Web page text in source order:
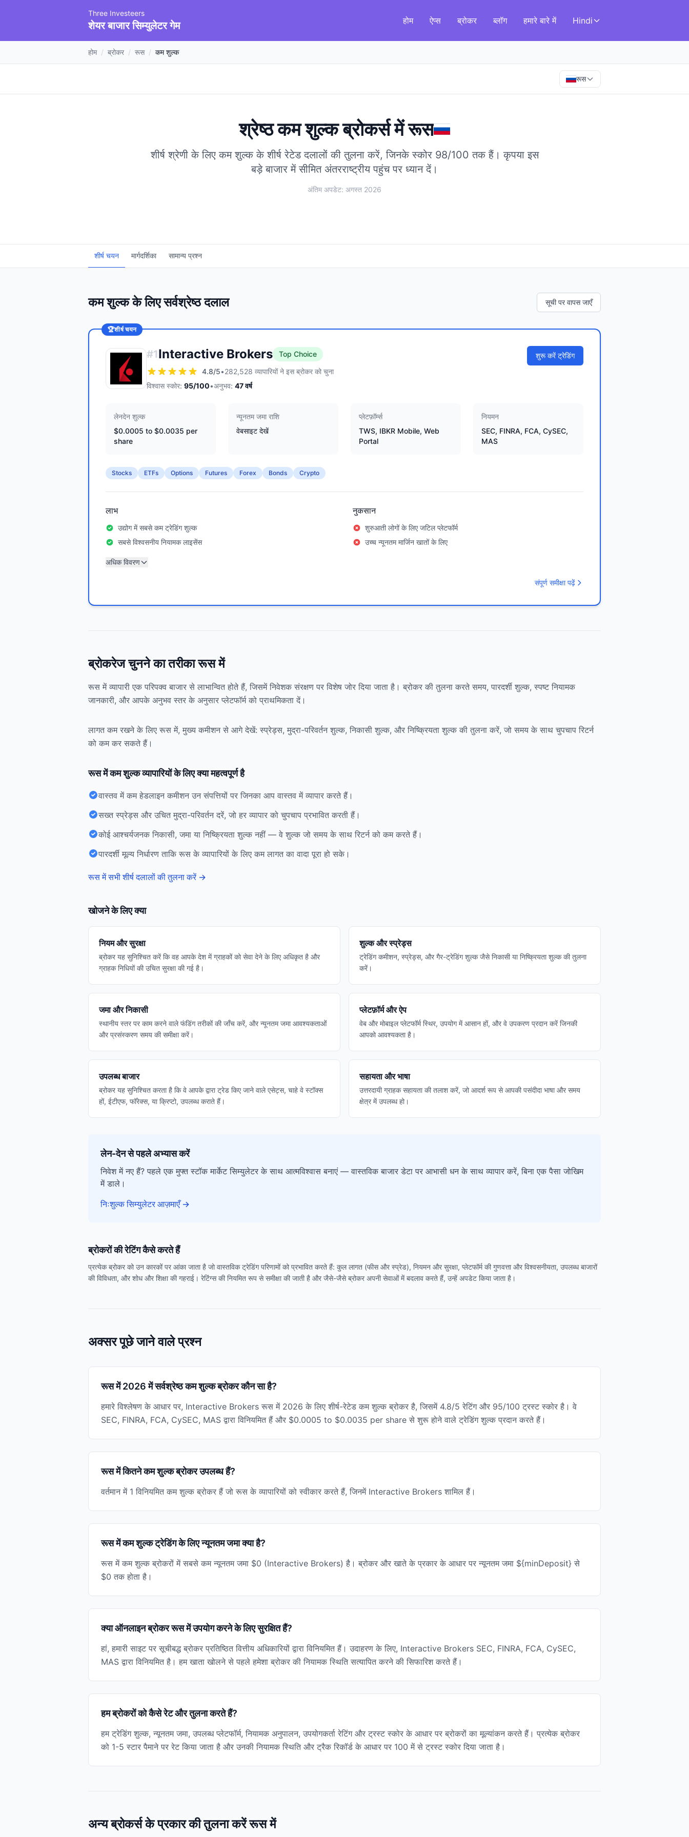
Three Investeers
शेयर बाजार सिम्युलेटर गेम होम ऐप्स ब्रोकर ब्लॉग हमारे बारे में Hindi
होम / ब्रोकर / रूस / कम शुल्क
रूस
श्रेष्ठ कम शुल्क ब्रोकर्समेंरूस
शीर्ष श्रेणी के लिए कम शुल्क के शीर्ष रेटेड दलालों की तुलना करें, जिनके स्कोर 98/100 तक हैं। कृपया इस
बड़े बाजार में सीमित अंतरराष्ट्रीय पहुंच पर ध्यान दें।
अंतिम अपडेट: अगस्त 2026
शीर्ष चयन मार्गदर्शिका सामान्य प्रश्न
कम शुल्क के लिए सर्वश्रेष्ठ दलाल सूची पर वापस जाएँ
🏆शीर्ष चयन
#1Interactive Brokers
Top Choice
4.8/5•282,528 व्यापारियों ने इस ब्रोकर को चुना
विश्वास स्कोर: 95/100•अनुभव: 47वर्ष
शुरू करें ट्रेडिंग
लेनदेन शुल्क
$0.0005 to $0.0035 per
share
न्यूनतम जमा राशि
वेबसाइट देखें
प्लेटफ़ॉर्म्स
TWS, IBKR Mobile, Web
Portal
नियमन
SEC, FINRA, FCA, CySEC,
MAS
Stocks ETFs Options Futures Forex Bonds Crypto
लाभ
उद्योग में सबसे कम ट्रेडिंग शुल्क
सबसे विश्वसनीय नियामक लाइसेंस
नुकसान
शुरुआती लोगों के लिए जटिल प्लेटफॉर्म
उच्च न्यूनतम मार्जिन खातों के लिए
अधिक विवरण
संपूर्ण समीक्षा पढ़ें
ब्रोकरेज चुनने का तरीका रूस में
रूस में व्यापारी एक परिपक्व बाजार से लाभान्वित होते हैं, जिसमें निवेशक संरक्षण पर विशेष जोर दिया जाता है। ब्रोकर की तुलना करते समय, पारदर्शी शुल्क, स्पष्ट नियामक
जानकारी, और आपके अनुभव स्तर के अनुसार प्लेटफॉर्म को प्राथमिकता दें।
लागत कम रखने के लिए रूस में, मुख्य कमीशन से आगे देखें: स्प्रेड्स, मुद्रा-परिवर्तन शुल्क, निकासी शुल्क, और निष्क्रियता शुल्क की तुलना करें, जो समय के साथ चुपचाप रिटर्न
को कम कर सकते हैं।
रूस में कम शुल्क व्यापारियों के लिए क्या महत्वपूर्ण है
वास्तव में कम हेडलाइन कमीशन उन संपत्तियों पर जिनका आप वास्तव में व्यापार करते हैं।
सख्त स्प्रेड्स और उचित मुद्रा-परिवर्तन दरें, जो हर व्यापार को चुपचाप प्रभावित करती हैं।
कोई आश्चर्यजनक निकासी, जमा या निष्क्रियता शुल्क नहीं — वे शुल्क जो समय के साथ रिटर्न को कम करते हैं।
पारदर्शी मूल्य निर्धारण ताकि रूस के व्यापारियों के लिए कम लागत का वादा पूरा हो सके।
रूस में सभी शीर्ष दलालों की तुलना करें →
खोजने के लिए क्या
नियम और सुरक्षा
ब्रोकर यह सुनिश्चित करें कि वह आपके देश में ग्राहकों को सेवा देने के लिए अधिकृत है और
ग्राहक निधियों की उचित सुरक्षा की गई है।
शुल्क और स्प्रेड्स
ट्रेडिंग कमीशन, स्प्रेड्स, और गैर-ट्रेडिंग शुल्क जैसे निकासी या निष्क्रियता शुल्क की तुलना
करें।
जमा और निकासी
स्थानीय स्तर पर काम करने वाले फंडिंग तरीकों की जाँच करें, और न्यूनतम जमा आवश्यकताओं
और प्रसंस्करण समय की समीक्षा करें।
प्लेटफ़ॉर्म और ऐप
वेब और मोबाइल प्लेटफॉर्म स्थिर, उपयोग में आसान हों, और वे उपकरण प्रदान करें जिनकी
आपको आवश्यकता है।
उपलब्ध बाजार
ब्रोकर यह सुनिश्चित करता है कि वे आपके द्वारा ट्रेड किए जाने वाले एसेट्स, चाहे वे स्टॉक्स
हों, ईटीएफ, फॉरेक्स, या क्रिप्टो, उपलब्ध कराते हैं।
सहायता और भाषा
उत्तरदायी ग्राहक सहायता की तलाश करें, जो आदर्श रूप से आपकी पसंदीदा भाषा और समय
क्षेत्र में उपलब्ध हो।
लेन-देन से पहले अभ्यास करें
निवेश में नए हैं? पहले एक मुफ्त स्टॉक मार्केट सिम्युलेटर के साथ आत्मविश्वास बनाएं — वास्तविक बाजार डेटा पर आभासी धन के साथ व्यापार करें, बिना एक पैसा जोखिम
में डाले।
निःशुल्क सिम्युलेटर आज़माएँ →
ब्रोकरों की रेटिंग कैसे करते हैं
प्रत्येक ब्रोकर को उन कारकों पर आंका जाता है जो वास्तविक ट्रेडिंग परिणामों को प्रभावित करते हैं: कुल लागत (फीस और स्प्रेड), नियमन और सुरक्षा, प्लेटफॉर्म की गुणवत्ता और विश्वसनीयता, उपलब्ध बाजारों
की विविधता, और शोध और शिक्षा की गहराई। रेटिंग्स की नियमित रूप से समीक्षा की जाती है और जैसे-जैसे ब्रोकर अपनी सेवाओं में बदलाव करते हैं, उन्हें अपडेट किया जाता है।
अक्सर पूछे जाने वाले प्रश्न
रूस में 2026 में सर्वश्रेष्ठ कम शुल्क ब्रोकर कौन सा है?
हमारे विश्लेषण के आधार पर, Interactive Brokers रूस में 2026 के लिए शीर्ष-रेटेड कम शुल्क ब्रोकर है, जिसमें 4.8/5 रेटिंग और 95/100 ट्रस्ट स्कोर है। वे
SEC, FINRA, FCA, CySEC, MAS द्वारा विनियमित हैं और $0.0005 to $0.0035 per share से शुरू होने वाले ट्रेडिंग शुल्क प्रदान करते हैं।
रूस में कितने कम शुल्क ब्रोकर उपलब्ध हैं?
वर्तमान में 1 विनियमित कम शुल्क ब्रोकर हैं जो रूस के व्यापारियों को स्वीकार करते हैं, जिनमें Interactive Brokers शामिल हैं।
रूस में कम शुल्क ट्रेडिंग के लिए न्यूनतम जमा क्या है?
रूस में कम शुल्क ब्रोकरों में सबसे कम न्यूनतम जमा $0 (Interactive Brokers) है। ब्रोकर और खाते के प्रकार के आधार पर न्यूनतम जमा ${minDeposit} से
$0 तक होता है।
क्या ऑनलाइन ब्रोकर रूस में उपयोग करने के लिए सुरक्षित हैं?
हां, हमारी साइट पर सूचीबद्ध ब्रोकर प्रतिष्ठित वित्तीय अधिकारियों द्वारा विनियमित हैं। उदाहरण के लिए, Interactive Brokers SEC, FINRA, FCA, CySEC,
MAS द्वारा विनियमित है। हम खाता खोलने से पहले हमेशा ब्रोकर की नियामक स्थिति सत्यापित करने की सिफारिश करते हैं।
हम ब्रोकरों को कैसे रेट और तुलना करते हैं?
हम ट्रेडिंग शुल्क, न्यूनतम जमा, उपलब्ध प्लेटफॉर्म, नियामक अनुपालन, उपयोगकर्ता रेटिंग और ट्रस्ट स्कोर के आधार पर ब्रोकरों का मूल्यांकन करते हैं। प्रत्येक ब्रोकर
को 1-5 स्टार पैमाने पर रेट किया जाता है और उनकी नियामक स्थिति और ट्रैक रिकॉर्ड के आधार पर 100 में से ट्रस्ट स्कोर दिया जाता है।
अन्य ब्रोकर्स के प्रकार की तुलना करें रूस में